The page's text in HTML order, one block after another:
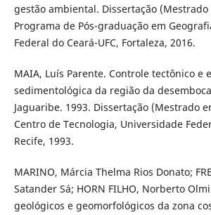
gestão ambiental. Dissertação (Mestrado
Programa de Pós-graduação em
Federal do Ceará-UFC, Fortaleza, 2016.
MAIA, Luís Parente. Controle tectônico e
sedimentológica da região da
Jaguaribe. 1993. Dissertação (Mestrado
Centro de Tecnologia, Universidade
Recife, 1993.
MARINO, Márcia Thelma Rios Donato;
Satander Sá; HORN FILHO, Norberto
geológicos e geomorfológicos da zona